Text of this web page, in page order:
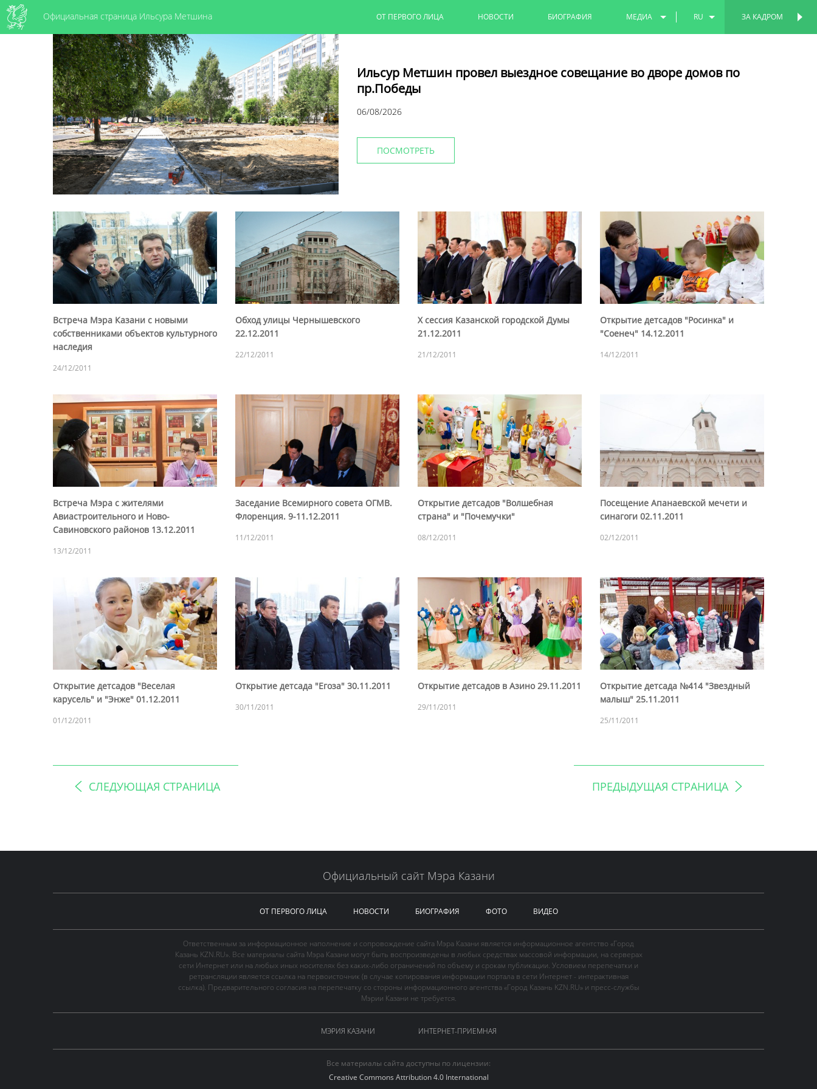
Официальная страница Ильсура Метшина ЗА КАДРОМ
ОТ ПЕРВОГО ЛИЦА НОВОСТИ БИОГРАФИЯ МЕДИА RU
Ильсур Метшин провел выездное совещание во дворе домов по
пр.Победы
06/08/2026
ПОСМОТРЕТЬ
Встреча Мэра Казани с новыми
собственниками объектов культурного
наследия
24/12/2011
Обход улицы Чернышевского
22.12.2011
22/12/2011
X сессия Казанской городской Думы
21.12.2011
21/12/2011
Открытие детсадов "Росинка" и
"Соенеч" 14.12.2011
14/12/2011
Встреча Мэра с жителями
Авиастроительного и Ново-
Савиновского районов 13.12.2011
13/12/2011
Заседание Всемирного совета ОГМВ.
Флоренция. 9-11.12.2011
11/12/2011
Открытие детсадов "Волшебная
страна" и "Почемучки"
08/12/2011
Посещение Апанаевской мечети и
синагоги 02.11.2011
02/12/2011
Открытие детсадов "Веселая
карусель" и "Энже" 01.12.2011
01/12/2011
Открытие детсада "Егоза" 30.11.2011
30/11/2011
Открытие детсадов в Азино 29.11.2011
29/11/2011
Открытие детсада №414 "Звездный
малыш" 25.11.2011
25/11/2011
СЛЕДУЮЩАЯ СТРАНИЦА ПРЕДЫДУЩАЯ СТРАНИЦА
Официальный сайт Мэра Казани
ОТ ПЕРВОГО ЛИЦА НОВОСТИ БИОГРАФИЯ ФОТО ВИДЕО
Ответственным за информационное наполнение и сопровождение сайта Мэра Казани является информационное агентство «Город
Казань KZN.RU». Все материалы сайта Мэра Казани могут быть воспроизведены в любых средствах массовой информации, на серверах
сети Интернет или на любых иных носителях без каких-либо ограничений по объему и срокам публикации. Условием перепечатки и
ретрансляции является ссылка на первоисточник (в случае копирования информации портала в сети Интернет - интерактивная
ссылка). Предварительного согласия на перепечатку со стороны информационного агентства «Город Казань KZN.RU» и пресс-службы
Мэрии Казани не требуется.
МЭРИЯ КАЗАНИ ИНТЕРНЕТ-ПРИЕМНАЯ
Все материалы сайта доступны по лицензии:
Creative Commons Attribution 4.0 International
ПЕРСОНАЛЬНАЯ